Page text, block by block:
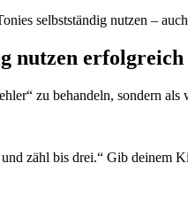
selbstständig nutzen –
nutzen erfolgreich
zu behandeln, sondern
zähl bis drei.“ Gib deinem